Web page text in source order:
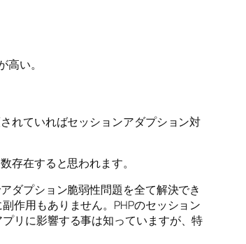
い。
れていればセッションアダプション対
存在すると思われます。
ダプション脆弱性問題を全て解決でき
作用もありません。PHPのセッション
リに影響する事は知っていますが、特